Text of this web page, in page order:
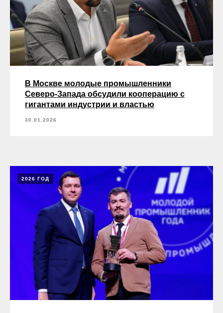
В Москве молодые промышленники
Северо-Запада обсудили кооперацию с
гигантами индустрии и властью
30.01.2026
2026 ГОД